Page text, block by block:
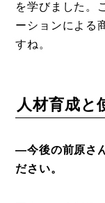
を学びました。
ーションによる
すね。
人材育成と
―今後の前原さ
ださい。